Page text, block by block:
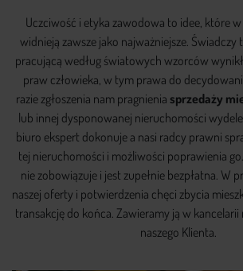
Uczciwość i etyka zawodowa to idee, które w
widnieją zawsze jako najważniejsze. Świadczy
pracującą według światowych wzorców
praw człowieka, w tym prawa do
razie zgłoszenia nam pragnienia sprzedaży
lub innej dysponowanej nieruchomości
biuro ekspert dokonuje a nasi radcy prawni
tej nieruchomości i możliwości poprawienia
nie zobowiązuje i jest zupełnie bezpłatna. W
naszej oferty i potwierdzenia chęci zbycia
transakcję do końca. Zawieramy ją w
naszego Klienta.